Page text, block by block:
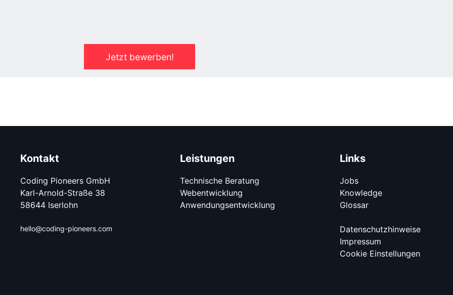
Jetzt bewerben!
Kontakt
Coding Pioneers GmbH
Karl-Arnold-Straße 38
58644 Iserlohn
hello@coding-pioneers.com
Leistungen
Technische Beratung
Webentwicklung
Anwendungsentwicklung
Links
Jobs
Knowledge
Glossar
Datenschutzhinweise
Impressum
Cookie Einstellungen